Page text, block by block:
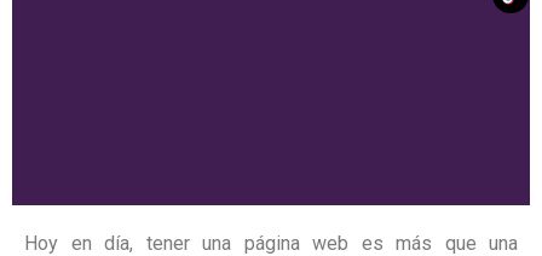
Hoy en día, tener una página web es más que una